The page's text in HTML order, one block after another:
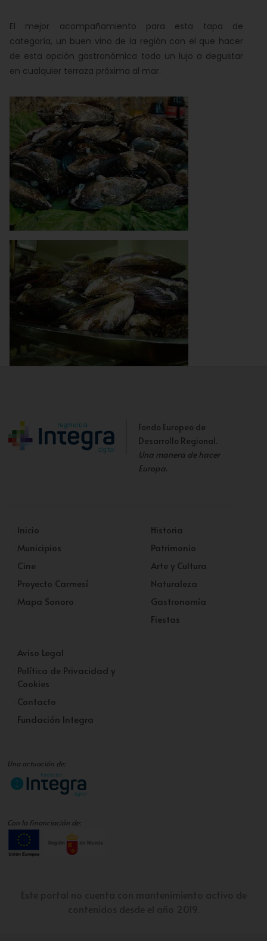
El mejor acompañamiento para esta tapa de
categoría, un buen vino de la región con el que hacer
de esta opción gastronómica todo un lujo a degustar
en cualquier terraza próxima al mar.
Fondo Europeo de
Desarrollo Regional.
Una manera de hacer
Europa.
Inicio
Municipios
Cine
Proyecto Carmesí
Mapa Sonoro
Historia
Patrimonio
Arte y Cultura
Naturaleza
Gastronomía
Fiestas
Aviso Legal
Política de Privacidad y
Cookies
Contacto
Fundación Integra
Una actuación de:
Con la financiación de: